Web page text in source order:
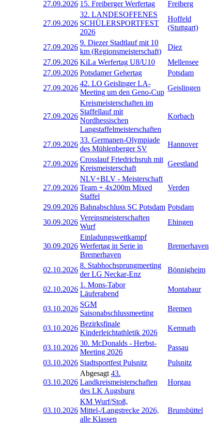
27.09.2026 15. Freiberger Werfertag Freiberg
27.09.2026
32. LANDESOFFENES
SCHÜLERSPORTFEST
2026
Hoffeld
(Stuttgart)
27.09.2026
9. Diezer Stadtlauf mit 10
km (Regionsmeisterschaft)
Diez
27.09.2026 KiLa Werfertag U8/U10
Mellensee
27.09.2026 Potsdamer Gehertag
Potsdam
27.09.2026
42. LO Geislinger LA-
Meeting um den Geno-Cup
Geislingen
27.09.2026
Kreismeisterschaften im
Staffellauf mit
Nordhessischen
Langstaffelmeisterschaften
Korbach
27.09.2026
33. Germanen-Olympiade
des Mühlenberger SV
Hannover
27.09.2026
Crosslauf Friedrichsruh mit
Kreismeisterschaft
Geestland
27.09.2026
NLV+BLV - Meisterschaft
Team + 4x200m Mixed
Staffel
Verden
29.09.2026 Bahnabschluss SC Potsdam Potsdam
30.09.2026
Vereinsmeisterschaften
Wurf
Ehingen
30.09.2026
Einladungswettkampf
Werfertag in Serie in
Bremerhaven
Bremerhaven
02.10.2026
8. Stabhochsprungmeeting
der LG Neckar-Enz
Bönnigheim
02.10.2026
1. Mons-Tabor
Läuferabend
Montabaur
03.10.2026
SGM
Saisonabschlussmeeting
Bremen
03.10.2026
Bezirksfinale
Kinderleichtathletik 2026
Kemnath
03.10.2026
30. McDonalds - Herbst-
Meeting 2026
Passau
03.10.2026 Stadtsportfest Pulsnitz Pulsnitz
03.10.2026
Abgesagt 43.
Landkreismeisterschaften
des LK Augsburg
Horgau
03.10.2026
KM Wurf/Stoß,
Mittel-/Langstrecke 2026,
alle Klassen
Brunsbüttel